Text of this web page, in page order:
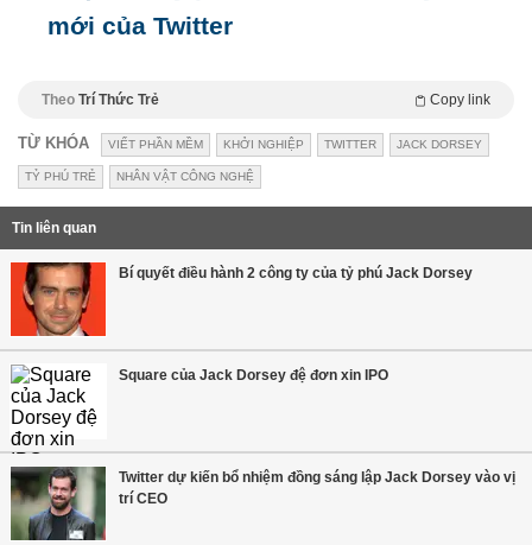
mới của Twitter
Theo Trí Thức Trẻ Copy link
TỪ KHÓA VIẾT PHẦN MỀM KHỞI NGHIỆP TWITTER JACK DORSEY
TỶ PHÚ TRẺ NHÂN VẬT CÔNG NGHỆ
Tin liên quan
Bí quyết điều hành 2 công ty của tỷ phú Jack Dorsey
Square của Jack Dorsey đệ đơn xin IPO
Twitter dự kiến bổ nhiệm đồng sáng lập Jack Dorsey vào vị
trí CEO